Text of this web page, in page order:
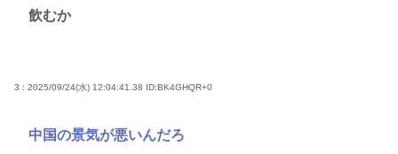
飲むか
3 : 2025/09/24(水) 12:04:41.38 ID:BK4GHQR+0
中国の景気が悪いんだろ